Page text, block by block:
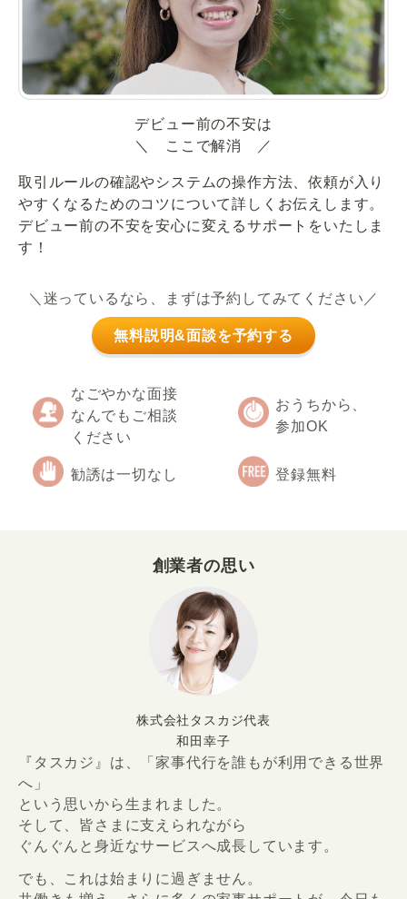
デビュー前の不安は
＼ ここで解消 ／
取引ルールの確認やシステムの操作方法、依頼が入り
やすくなるためのコツについて詳しくお伝えします。
デビュー前の不安を安心に変えるサポートをいたしま
す！
＼迷っているなら、まずは予約してみてください／
無料説明&面談を予約する
なごやかな面接
なんでもご相談
ください
おうちから、
参加OK
勧誘は一切なし 登録無料
創業者の思い
株式会社タスカジ代表
和田幸子
『タスカジ』は、「家事代行を誰もが利用できる世界
へ」
という思いから生まれました。
そして、皆さまに支えられながら
ぐんぐんと身近なサービスへ成長しています。
でも、これは始まりに過ぎません。